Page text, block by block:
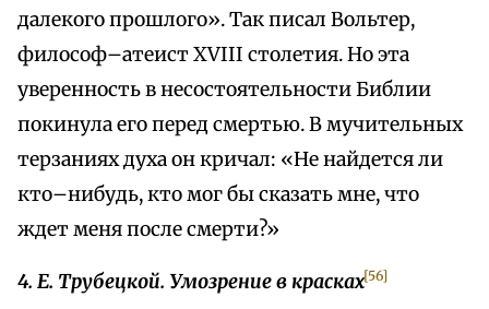
далекого прошлого». Так писал Вольтер,
философ–атеист XVIII столетия. Но эта
уверенность в несостоятельности Библии
покинула его перед смертью. В мучительных
терзаниях духа он кричал: «Не найдется ли
кто–нибудь, кто мог бы сказать мне, что
ждет меня после смерти?»
4. Е. Трубецкой. Умозрение в красках[56]